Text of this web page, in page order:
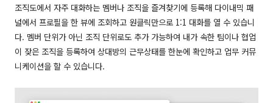
조직도에서 자주 대화하는 멤버나 조직을 즐겨찾기에 등록해 다이내믹 패
널에서 프로필을 한 뷰에 조회하고 원클릭만으로 1:1 대화를 열 수 있습니
다. 멤버 단위가 아닌 조직 단위로도 추가 가능하여 내가 속한 팀이나 협업
이 잦은 조직을 등록하여 상대방의 근무상태를 한눈에 확인하고 업무 커뮤
니케이션을 할 수 있습니다.